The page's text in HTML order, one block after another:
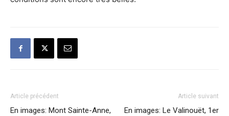
Article précédent
En images: Mont Sainte-Anne,
Article suivant
En images: Le Valinouët, 1er